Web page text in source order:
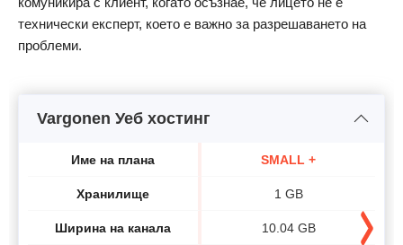
технически експерт, което е важно за разрешаването на
проблеми.
Vargonen Уеб хостинг
Име на плана
Хранилище
Ширина на канала
SMALL +
1 GB
10.04 GB